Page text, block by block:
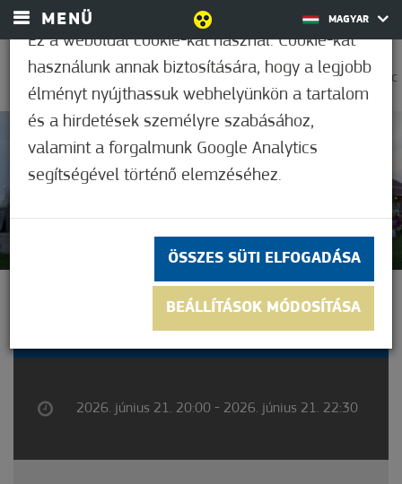
MENÜ MAGYAR
0
37,2°C
Nem értékelt
A FELESÉG NEGYVENNÉL
KEZDŐDIK
2026. június 21. 20:00 - 2026. június 21. 22:30
Ez a weboldal cookie-kat használ. Cookie-kat
használunk annak biztosítására, hogy a legjobb
élményt nyújthassuk webhelyünkön a tartalom
és a hirdetések személyre szabásához,
valamint a forgalmunk Google Analytics
segítségével történő elemzéséhez.
ÖSSZES SÜTI ELFOGADÁSA
BEÁLLÍTÁSOK MÓDOSÍTÁSA